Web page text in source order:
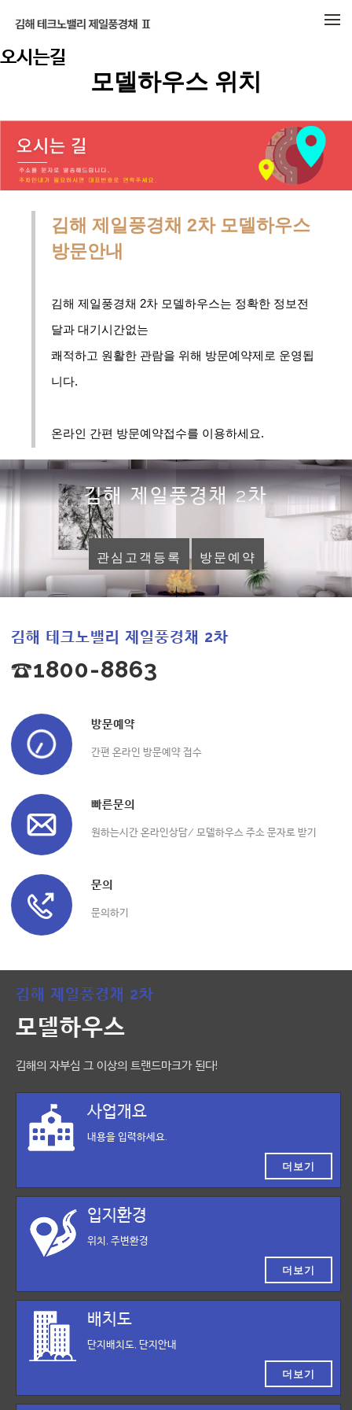
오시는길
모델하우스 위치
김해 제일풍경채 2차 모델하우스
방문안내
김해 제일풍경채 2차 모델하우스는 정확한 정보전
달과 대기시간없는
쾌적하고 원활한 관람을 위해 방문예약제로 운영됩
니다.
온라인 간편 방문예약접수를 이용하세요.
김해 제일풍경채 2차
관심고객등록 방문예약
김해 테크노밸리 제일풍경채 2차
☎1800-8863
방문예약
간편 온라인 방문예약 접수
빠른문의
원하는시간 온라인상담/ 모델하우스 주소 문자로 받기
문의
문의하기
김해 제일풍경채 2차
모델하우스
김해의 자부심 그 이상의 트랜드마크가 된다!
사업개요
내용을 입력하세요.
더보기
입지환경
위치, 주변환경
더보기
배치도
단지배치도, 단지안내
더보기